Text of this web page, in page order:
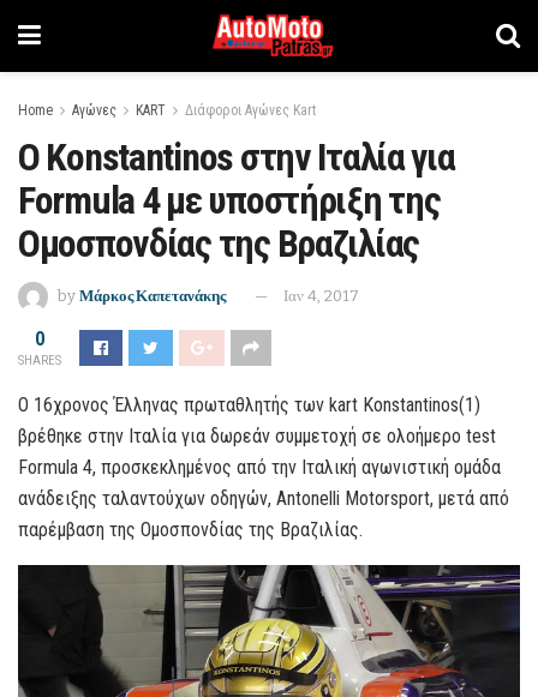
Home Αγώνες KART Διάφοροι Αγώνες Kart
Ο Konstantinos στην Ιταλία για
Formula 4 με υποστήριξη της
Ομοσπονδίας της Βραζιλίας
by Μάρκος Καπετανάκης Ιαν 4, 2017
0
SHARES
Ο 16χρονος Έλληνας πρωταθλητής των kart Konstantinos(1)
βρέθηκε στην Ιταλία για δωρεάν συμμετοχή σε ολοήμερο test
Formula 4, προσκεκλημένος από την Ιταλική αγωνιστική ομάδα
ανάδειξης ταλαντούχων οδηγών, Antonelli Motorsport, μετά από
παρέμβαση της Ομοσπονδίας της Βραζιλίας.